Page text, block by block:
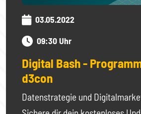
03.05.2022
09:30 Uhr
Digital Bash -
d3con
Datenstrategie und